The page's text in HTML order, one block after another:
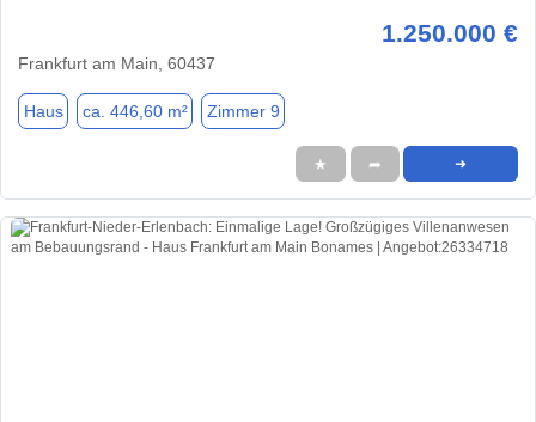
1.250.000 €
Frankfurt am Main, 60437
Haus ca. 446,60 m² Zimmer 9
★ ➦ ➜